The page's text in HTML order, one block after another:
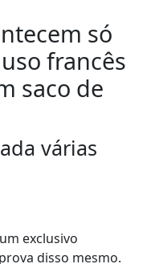
só
francês
saco de
várias
exclusivo
disso mesmo.